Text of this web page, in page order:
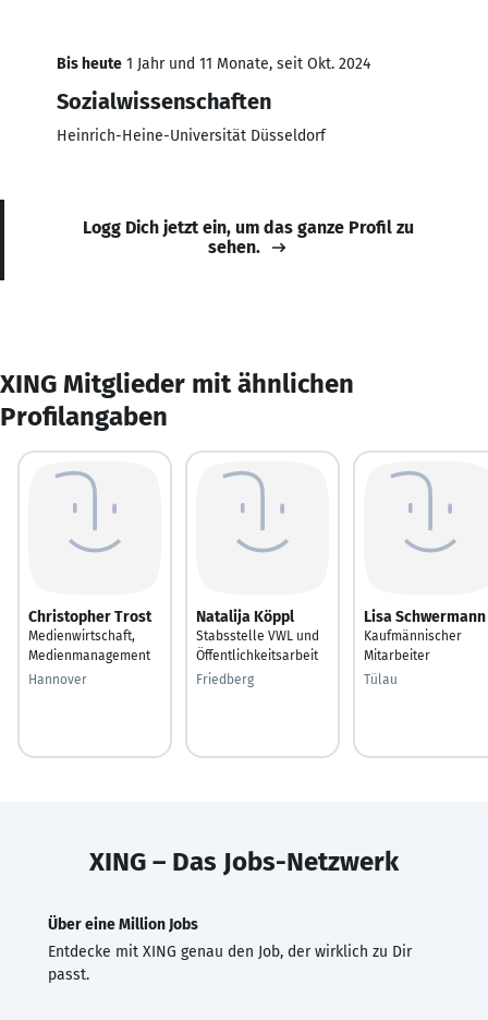
Bis heute 1 Jahr und 11 Monate, seit Okt. 2024
Sozialwissenschaften
Heinrich-Heine-Universität Düsseldorf
Logg Dich jetzt ein, um das ganze Profil zu
sehen.
XING Mitglieder mit ähnlichen
Profilangaben
Christopher Trost
Medienwirtschaft,
Medienmanagement
Hannover
Natalija Köppl
Stabsstelle VWL und
Öffentlichkeitsarbeit
Friedberg
Lisa Schwermann
Kaufmännischer
Mitarbeiter
Tülau
XING – Das Jobs-Netzwerk
Über eine Million Jobs
Entdecke mit XING genau den Job, der wirklich zu Dir
passt.